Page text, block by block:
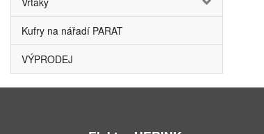
Kufry na nářadí PARAT
VÝPRODEJ